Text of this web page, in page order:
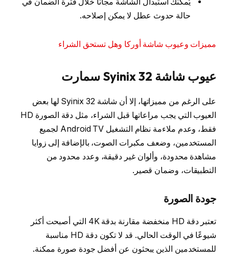
حالة حدوث عطل لا يمكن إصلاحه.
مميزات وعيوب شاشة أوركا وهل تستحق الشراء
عيوب شاشة Syinix 32 سمارت
على الرغم من مميزاتها، إلا أن شاشة Syinix 32 لها بعض
العيوب التي يجب مراعاتها قبل الشراء، مثل دقة الصورة HD
فقط، وعدم ملاءمة نظام التشغيل Android TV لجميع
المستخدمين، وضعف مكبرات الصوت، بالإضافة إلى زوايا
مشاهدة محدودة، وألوان غير دقيقة، وعدد محدود من
التطبيقات، وضمان قصير.
جودة الصورة
تعتبر دقة HD منخفضة مقارنة بدقة 4K التي أصبحت أكثر
شيوعًا في الوقت الحالي. قد لا تكون دقة HD مناسبة
للمستخدمين الذين يبحثون عن أفضل جودة صورة ممكنة.